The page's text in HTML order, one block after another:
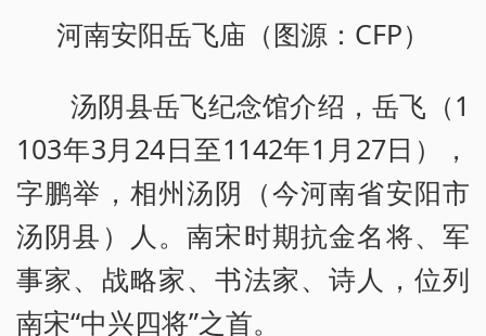
河南安阳岳飞庙（图源：CFP）
汤阴县岳飞纪念馆介绍，岳飞（1
103年3月24日至1142年1月27日），
字鹏举，相州汤阴（今河南省安阳市
汤阴县）人。南宋时期抗金名将、军
事家、战略家、书法家、诗人，位列
南宋“中兴四将”之首。